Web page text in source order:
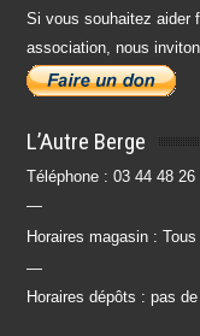
Si vous souhaitez aider
association, nous
L’Autre Berge
Téléphone : 03 44 48 26
—
Horaires magasin :
—
Horaires dépôts : pas